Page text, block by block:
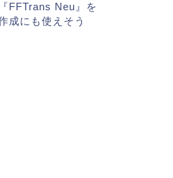
FFTrans Neu』を
成にも使えそう